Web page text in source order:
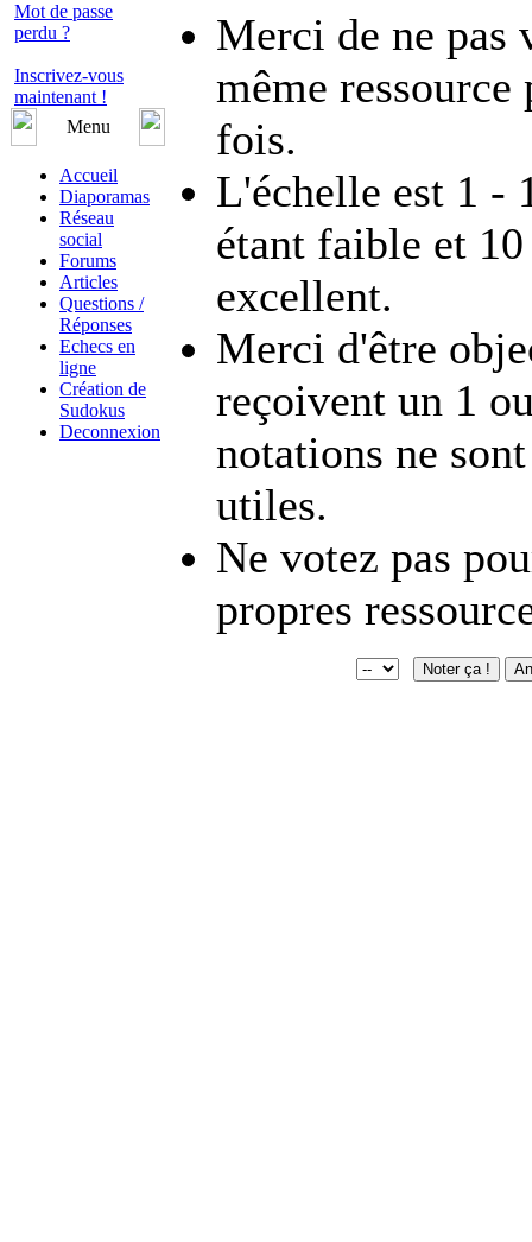
Mot de passe
perdu ?
Inscrivez-vous
maintenant !
Menu
Accueil
Diaporamas
Réseau
social
Forums
Articles
Questions /
Réponses
Echecs en
ligne
Création de
Sudokus
Deconnexion
Merci de ne pas
même ressource
fois.
L'échelle est 1 -
étant faible et
excellent.
Merci d'être
reçoivent un 1
notations ne
utiles.
Ne votez pas
propres